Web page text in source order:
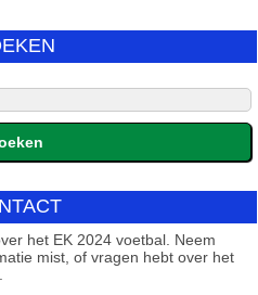
het EK 2024 voetbal. Neem
mist, of vragen hebt over het